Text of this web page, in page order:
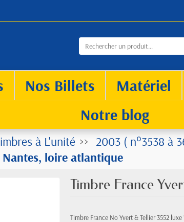
Nos Billets Matériel
Notre blog
à L'unité
2003 ( n°3538 à
Nantes, loire atlantique
Timbre France
Timbre France No Yvert & Tellier 3552 luxe